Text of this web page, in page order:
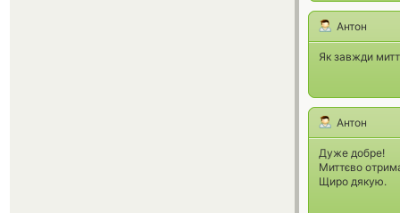
Антон
Як завжди
Антон
Дуже добре!
Миттєво
Щиро дякую.